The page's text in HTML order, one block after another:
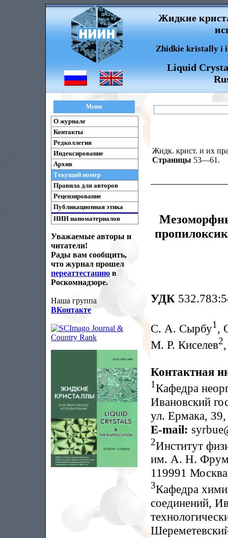
Жидкие
Zhidkie kristally i
Liquid
Меню
О журнале
Контакты
Редколлегия
Индексирование
Архив
Текущий номер
Правила для авторов
Рецензирование
Публикационная этика
НИИ наноматериалов
Уважаемые авторы и
читатели!
Рады вам сообщить,
что журнал прошел
переаттестацию в
Роскомнадзоре.
Наша группа
ВКонтакте
Жидк. крист. и их
Страницы 53—61.
УДК
С. А. Сырбу1 ,
М. Р. Киселев2
Контактная
1Кафедра
Ивановский
ул. Ермака,
E-mail:
2Институт
им. А. Н.
119991
3Кафедра
соединений,